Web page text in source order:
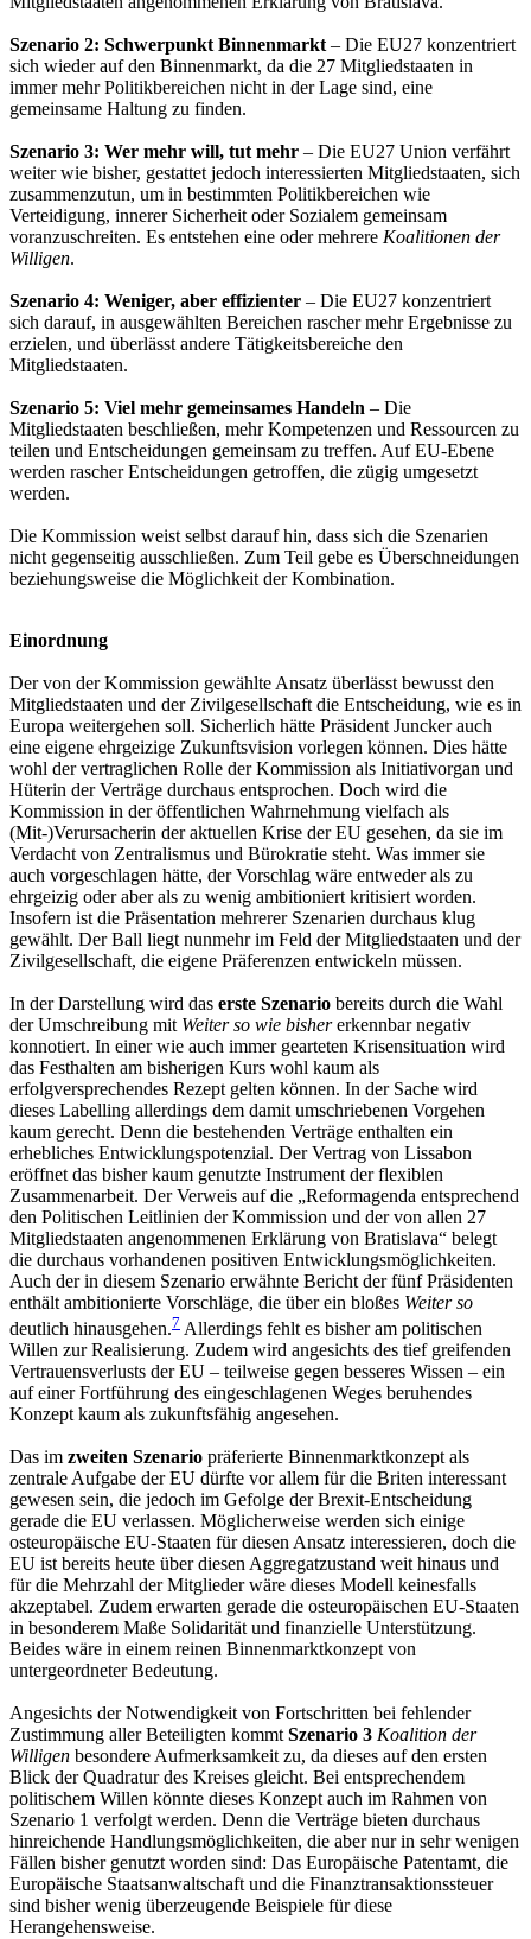
Szenario 2: Schwerpunkt Binnenmarkt – Die EU27 konzentriert
sich wieder auf den Binnenmarkt, da die 27 Mitgliedstaaten in
immer mehr Politikbereichen nicht in der Lage sind, eine
gemeinsame Haltung zu finden.
Szenario 3: Wer mehr will, tut mehr – Die EU27 Union verfährt
weiter wie bisher, gestattet jedoch interessierten Mitgliedstaaten, sich
zusammenzutun, um in bestimmten Politikbereichen wie
Verteidigung, innerer Sicherheit oder Sozialem gemeinsam
voranzuschreiten. Es entstehen eine oder mehrere Koalitionen der
Willigen.
Szenario 4: Weniger, aber effizienter – Die EU27 konzentriert
sich darauf, in ausgewählten Bereichen rascher mehr Ergebnisse zu
erzielen, und überlässt andere Tätigkeitsbereiche den
Mitgliedstaaten.
Szenario 5: Viel mehr gemeinsames Handeln – Die
Mitgliedstaaten beschließen, mehr Kompetenzen und Ressourcen zu
teilen und Entscheidungen gemeinsam zu treffen. Auf EU-Ebene
werden rascher Entscheidungen getroffen, die zügig umgesetzt
werden.
Die Kommission weist selbst darauf hin, dass sich die Szenarien
nicht gegenseitig ausschließen. Zum Teil gebe es Überschneidungen
beziehungsweise die Möglichkeit der Kombination.
Einordnung
Der von der Kommission gewählte Ansatz überlässt bewusst den
Mitgliedstaaten und der Zivilgesellschaft die Entscheidung, wie es in
Europa weitergehen soll. Sicherlich hätte Präsident Juncker auch
eine eigene ehrgeizige Zukunftsvision vorlegen können. Dies hätte
wohl der vertraglichen Rolle der Kommission als Initiativorgan und
Hüterin der Verträge durchaus entsprochen. Doch wird die
Kommission in der öffentlichen Wahrnehmung vielfach als
(Mit-)Verursacherin der aktuellen Krise der EU gesehen, da sie im
Verdacht von Zentralismus und Bürokratie steht. Was immer sie
auch vorgeschlagen hätte, der Vorschlag wäre entweder als zu
ehrgeizig oder aber als zu wenig ambitioniert kritisiert worden.
Insofern ist die Präsentation mehrerer Szenarien durchaus klug
gewählt. Der Ball liegt nunmehr im Feld der Mitgliedstaaten und der
Zivilgesellschaft, die eigene Präferenzen entwickeln müssen.
In der Darstellung wird das erste Szenario bereits durch die Wahl
der Umschreibung mit Weiter so wie bishererkennbar negativ
konnotiert. In einer wie auch immer gearteten Krisensituation wird
das Festhalten am bisherigen Kurs wohl kaum als
erfolgversprechendes Rezept gelten können. In der Sache wird
dieses Labelling allerdings dem damit umschriebenen Vorgehen
kaum gerecht. Denn die bestehenden Verträge enthalten ein
erhebliches Entwicklungspotenzial. Der Vertrag von Lissabon
eröffnet das bisher kaum genutzte Instrument der flexiblen
Zusammenarbeit. Der Verweis auf die „Reformagenda entsprechend
den Politischen Leitlinien der Kommission und der von allen 27
Mitgliedstaaten angenommenen Erklärung von Bratislava“ belegt
die durchaus vorhandenen positiven Entwicklungsmöglichkeiten.
Auch der in diesem Szenario erwähnte Bericht der fünf Präsidenten
enthält ambitionierte Vorschläge, die über ein bloßes Weiter so
deutlich hinausgehen.7 Allerdings fehlt es bisher am politischen
Willen zur Realisierung. Zudem wird angesichts des tief greifenden
Vertrauensverlusts der EU – teilweise gegen besseres Wissen – ein
auf einer Fortführung des eingeschlagenen Weges beruhendes
Konzept kaum als zukunftsfähig angesehen.
Das im zweiten Szenario präferierte Binnenmarktkonzept als
zentrale Aufgabe der EU dürfte vor allem für die Briten interessant
gewesen sein, die jedoch im Gefolge der Brexit-Entscheidung
gerade die EU verlassen. Möglicherweise werden sich einige
osteuropäische EU-Staaten für diesen Ansatz interessieren, doch die
EU ist bereits heute über diesen Aggregatzustand weit hinaus und
für die Mehrzahl der Mitglieder wäre dieses Modell keinesfalls
akzeptabel. Zudem erwarten gerade die osteuropäischen EU-Staaten
in besonderem Maße Solidarität und finanzielle Unterstützung.
Beides wäre in einem reinen Binnenmarktkonzept von
untergeordneter Bedeutung.
Angesichts der Notwendigkeit von Fortschritten bei fehlender
Zustimmung aller Beteiligten kommt Szenario 3 Koalition der
Willigen besondere Aufmerksamkeit zu, da dieses auf den ersten
Blick der Quadratur des Kreises gleicht. Bei entsprechendem
politischem Willen könnte dieses Konzept auch im Rahmen von
Szenario 1 verfolgt werden. Denn die Verträge bieten durchaus
hinreichende Handlungsmöglichkeiten, die aber nur in sehr wenigen
Fällen bisher genutzt worden sind: Das Europäische Patentamt, die
Europäische Staatsanwaltschaft und die Finanztransaktionssteuer
sind bisher wenig überzeugende Beispiele für diese
Herangehensweise.